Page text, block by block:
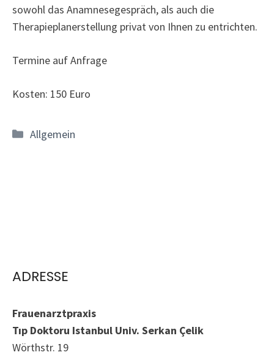
sowohl das Anamnesegespräch, als auch die
Therapieplanerstellung privat von Ihnen zu entrichten.
Termine auf Anfrage
Kosten: 150 Euro
Kategorien
Allgemein
ADRESSE
Frauenarztpraxis
Tıp Doktoru Istanbul Univ. Serkan Çelik
Wörthstr. 19